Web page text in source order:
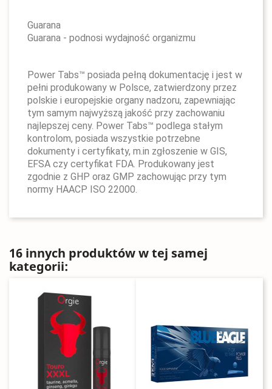
Guarana
Guarana - podnosi wydajność organizmu
Power Tabs™ posiada pełną dokumentację i jest w
pełni produkowany w Polsce, zatwierdzony przez
polskie i europejskie organy nadzoru, zapewniając
tym samym najwyższą jakość przy zachowaniu
najlepszej ceny. Power Tabs™ podlega stałym
kontrolom, posiada wszystkie potrzebne
dokumenty i certyfikaty, m.in zgłoszenie w GIS,
EFSA czy certyfikat FDA. Produkowany jest
zgodnie z GHP oraz GMP zachowując przy tym
normy HAACP ISO 22000.
16 innych produktów w tej samej
kategorii: